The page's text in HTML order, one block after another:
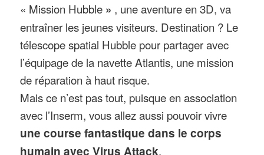
« Mission Hubble » , une aventure en 3D, va
entraîner les jeunes visiteurs. Destination ? Le
télescope spatial Hubble pour partager avec
l’équipage de la navette Atlantis, une mission
de réparation à haut risque.
Mais ce n’est pas tout, puisque en association
avec l’Inserm, vous allez aussi pouvoir vivre
une course fantastique dans le corps
humain avec Virus Attack.